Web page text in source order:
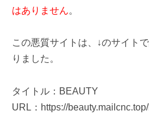
はありません。
この悪質サイトは、↓のサイト
りました。
タイトル：BEAUTY
URL：https://